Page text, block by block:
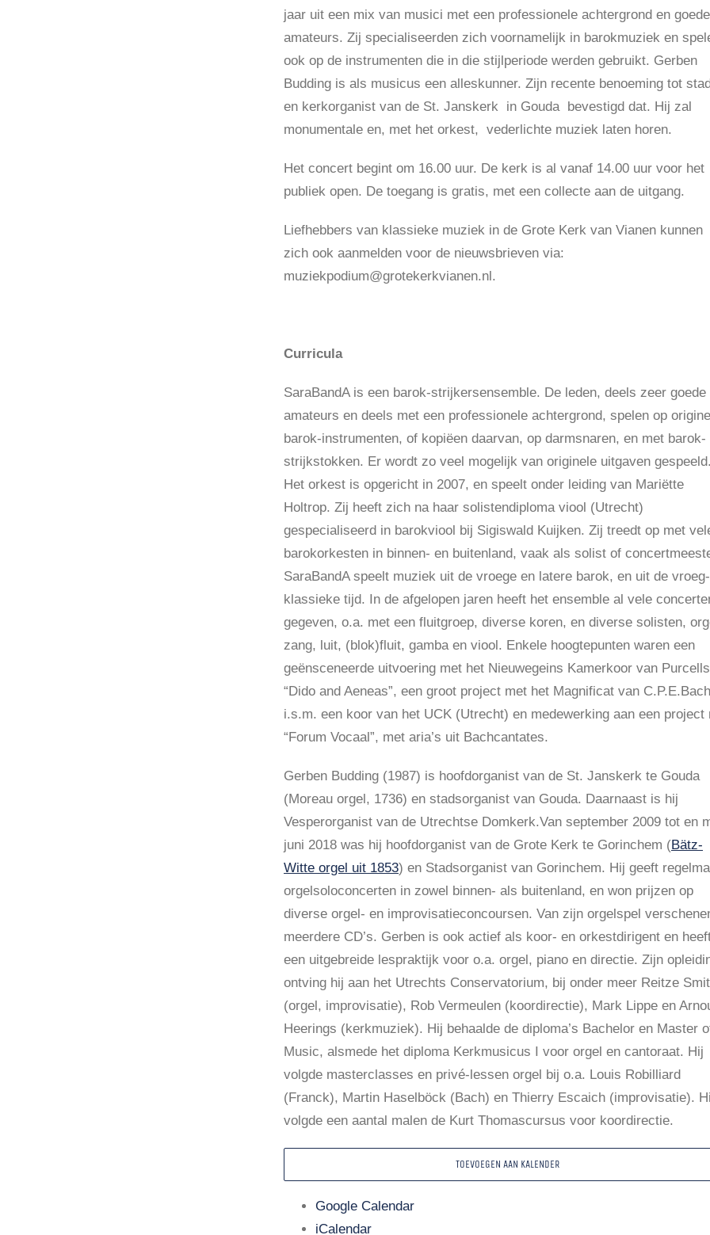
jaar uit een mix van musici met een professionele achtergrond en goede
amateurs. Zij specialiseerden zich voornamelijk in barokmuziek en
ook op de instrumenten die in die stijlperiode werden gebruikt. Gerben
Budding is als musicus een alleskunner. Zijn recente benoeming tot
en kerkorganist van de St. Janskerk in Gouda bevestigd dat. Hij zal
monumentale en, met het orkest, vederlichte muziek laten horen.
Het concert begint om 16.00 uur. De kerk is al vanaf 14.00 uur voor het
publiek open. De toegang is gratis, met een collecte aan de uitgang.
Liefhebbers van klassieke muziek in de Grote Kerk van Vianen kunnen
zich ook aanmelden voor de nieuwsbrieven via:
muziekpodium@grotekerkvianen.nl.
Curricula
SaraBandA is een barok-strijkersensemble. De leden, deels zeer goede
amateurs en deels met een professionele achtergrond, spelen op
barok-instrumenten, of kopiëen daarvan, op darmsnaren, en met barok-
strijkstokken. Er wordt zo veel mogelijk van originele uitgaven
Het orkest is opgericht in 2007, en speelt onder leiding van Mariëtte
Holtrop. Zij heeft zich na haar solistendiploma viool (Utrecht)
gespecialiseerd in barokviool bij Sigiswald Kuijken. Zij treedt op met
barokorkesten in binnen- en buitenland, vaak als solist of
SaraBandA speelt muziek uit de vroege en latere barok, en uit de vroeg-
klassieke tijd. In de afgelopen jaren heeft het ensemble al vele
gegeven, o.a. met een fluitgroep, diverse koren, en diverse solisten,
zang, luit, (blok)fluit, gamba en viool. Enkele hoogtepunten waren een
geënsceneerde uitvoering met het Nieuwegeins Kamerkoor van Purcells
“Dido and Aeneas”, een groot project met het Magnificat van C.P.E.Bach
i.s.m. een koor van het UCK (Utrecht) en medewerking aan een project
“Forum Vocaal”, met aria’s uit Bachcantates.
Gerben Budding (1987) is hoofdorganist van de St. Janskerk te Gouda
(Moreau orgel, 1736) en stadsorganist van Gouda. Daarnaast is hij
Vesperorganist van de Utrechtse Domkerk.Van september 2009 tot en
juni 2018 was hij hoofdorganist van de Grote Kerk te Gorinchem (Bätz-
Witte orgel uit 1853) en Stadsorganist van Gorinchem. Hij geeft
orgelsoloconcerten in zowel binnen- als buitenland, en won prijzen op
diverse orgel- en improvisatieconcoursen. Van zijn orgelspel
meerdere CD’s. Gerben is ook actief als koor- en orkestdirigent en
een uitgebreide lespraktijk voor o.a. orgel, piano en directie. Zijn
ontving hij aan het Utrechts Conservatorium, bij onder meer Reitze
(orgel, improvisatie), Rob Vermeulen (koordirectie), Mark Lippe en
Heerings (kerkmuziek). Hij behaalde de diploma’s Bachelor en Master
Music, alsmede het diploma Kerkmusicus I voor orgel en cantoraat. Hij
volgde masterclasses en privé-lessen orgel bij o.a. Louis Robilliard
(Franck), Martin Haselböck (Bach) en Thierry Escaich (improvisatie).
volgde een aantal malen de Kurt Thomascursus voor koordirectie.
TOEVOEGEN AAN KALENDER
Google Calendar
iCalendar